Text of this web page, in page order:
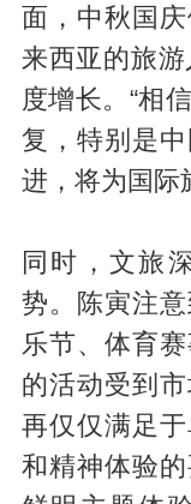
面，中秋国
来西亚的旅
度增长。“相
复，特别是
进，将为国际
同时，文旅
势。陈寅注
乐节、体育
的活动受到
再仅仅满足
和精神体验